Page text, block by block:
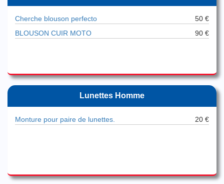
50 €
Cherche blouson perfecto
90 €
BLOUSON CUIR MOTO
Lunettes Homme
20 €
Monture pour paire de lunettes.